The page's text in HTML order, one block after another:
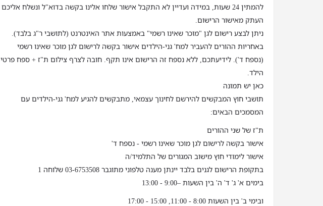
להמתין 24 שעות, במידה ועדיין לא התקבל אישור שלחו אלינו בקשה בדוא"ל ונשלח אליכם
העתק מאישור הרישום.
ניתן לבצע רישום לגן "מוכר שאינו רשמי" באמצעות אתר האינטרנט (לתושבי ר"ג בלבד).
באחריות ההורים להעביר למח' גני-הילדים אישור בקשה לרישום לגן מוכר שאינו רשמי
(נספח ד'). לידיעתכם, ללא נספח זה הרישום אינו תקף. חובה לצרף צילום ת"ז + ספח פרטי
הילד.
כאן יש תמונה
תושבי חוץ המבקשים להירשם לחינוך עצמאי, מתבקשים להגיע למח' גני-הילדים עם
המסמכים הבאים:
ת"ז של שני ההורים
אישור בקשה לרישום לגן מוכר שאינו רשמי - נספח ד'
אישור לימודי חוץ מישוב המגורים של התלמיד/ה
בתקופת הרישום לגנים בלבד יינתן מענה טלפוני מתוגבר 03-6753508 שלוחה 1
בימים א' ג' ד' ה' בין השעות –9:00 - 13:00
ובימי ב' בין השעות 8:00 - 11:00, 15:00 - 17:00